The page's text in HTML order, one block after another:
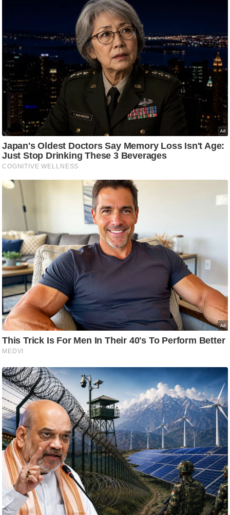
श
न
घ
रे
लू
नु
स्खे
प
र्य
ट
स्थ
ट
ने
स
मं
त्रा
रि
ले
श
न
शि
प
रा
ज
नी
ति
वि
श्ले
ष
ण
स
म